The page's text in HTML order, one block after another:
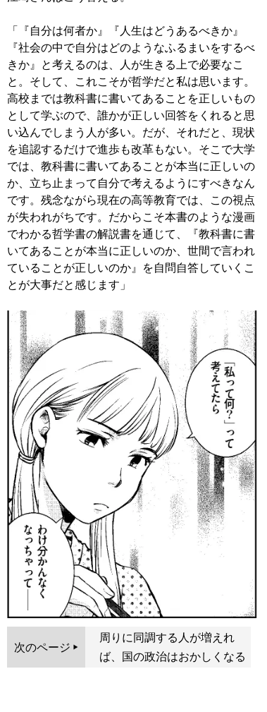
「『自分は何者か』『人生はどうあるべきか』
『社会の中で自分はどのようなふるまいをするべ
きか』と考えるのは、人が生きる上で必要なこ
と。そして、これこそが哲学だと私は思います。
高校までは教科書に書いてあることを正しいもの
として学ぶので、誰かが正しい回答をくれると思
い込んでしまう人が多い。だが、それだと、現状
を追認するだけで進歩も改革もない。そこで大学
では、教科書に書いてあることが本当に正しいの
か、立ち止まって自分で考えるようにすべきなん
です。残念ながら現在の高等教育では、この視点
が失われがちです。だからこそ本書のような漫画
でわかる哲学書の解説書を通じて、『教科書に書
いてあることが本当に正しいのか、世間で言われ
ていることが正しいのか』を自問自答していくこ
とが大事だと感じます」
次のページ
周りに同調する人が増えれ
ば、国の政治はおかしくなる